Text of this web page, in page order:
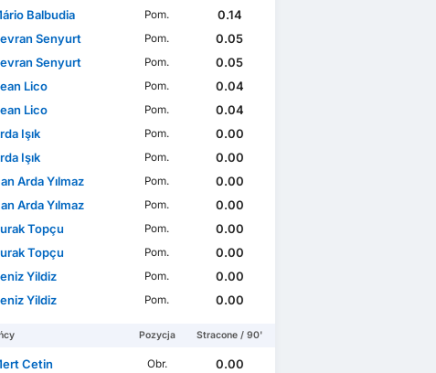
Balbudia
Pom.
0.14
Senyurt
Pom.
0.05
Senyurt
Pom.
0.05
Lico
Pom.
0.04
Lico
Pom.
0.04
Işık
Pom.
0.00
Işık
Pom.
0.00
Arda Yılmaz
Pom.
0.00
Arda Yılmaz
Pom.
0.00
Topçu
Pom.
0.00
Topçu
Pom.
0.00
Yildiz
Pom.
0.00
Yildiz
Pom. 0.00
Pozycja Stracone / 90'
Cetin Obr.
0.00